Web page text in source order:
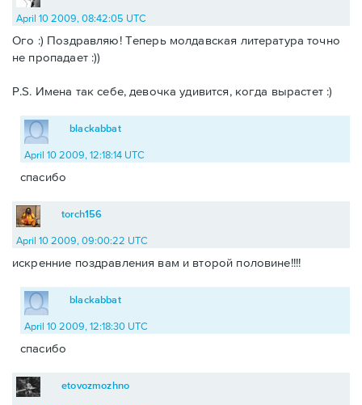
April 10 2009, 08:42:05 UTC
Ого :) Поздравляю! Теперь молдавская литература точно
не пропадает :))
P.S. Имена так себе, девочка удивится, когда вырастет :)
blackabbat
April 10 2009, 12:18:14 UTC
спасибо
torch156
April 10 2009, 09:00:22 UTC
искренние поздравления вам и второй половине!!!!
blackabbat
April 10 2009, 12:18:30 UTC
спасибо
etovozmozhno